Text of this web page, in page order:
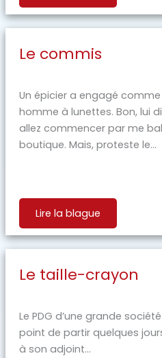
Le commis
Un épicier a engagé
homme à lunettes. Bon, lui
allez commencer par me
boutique. Mais, proteste le...
Lire la blague
Le taille-crayon
Le PDG d’une grande
point de partir quelques
à son adjoint...